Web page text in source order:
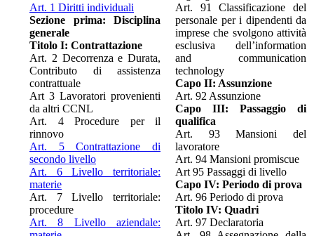
Art. 1 Diritti individuali
Sezione prima: Disciplina
generale
Titolo I: Contrattazione
Art. 2 Decorrenza e Durata,
Contributo di assistenza
contrattuale
Art 3 Lavoratori provenienti
da altri CCNL
Art. 4 Procedure per il
rinnovo
Art. 5 Contrattazione di
secondo livello
Art. 6 Livello territoriale:
materie
Art. 7 Livello territoriale:
procedure
Art. 8 Livello aziendale:
Art. 91 Classificazione del
personale per i dipendenti da
imprese che svolgono attività
esclusiva dell’information
and communication
technology
Capo II: Assunzione
Art. 92 Assunzione
Capo III: Passaggio di
qualifica
Art. 93 Mansioni del
lavoratore
Art. 94 Mansioni promiscue
Art 95 Passaggi di livello
Capo IV: Periodo di prova
Art. 96 Periodo di prova
Titolo IV: Quadri
Art. 97 Declaratoria